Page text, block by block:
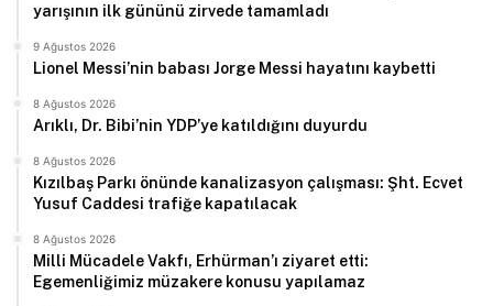
yarışının ilk gününü zirvede tamamladı
9 Ağustos 2026
Lionel Messi’nin babası Jorge Messi hayatını kaybetti
8 Ağustos 2026
Arıklı, Dr. Bibi’nin YDP’ye katıldığını duyurdu
8 Ağustos 2026
Kızılbaş Parkı önünde kanalizasyon çalışması: Şht. Ecvet
Yusuf Caddesi trafiğe kapatılacak
8 Ağustos 2026
Milli Mücadele Vakfı, Erhürman’ı ziyaret etti:
Egemenliğimiz müzakere konusu yapılamaz